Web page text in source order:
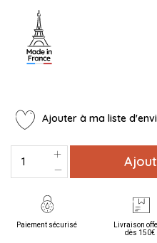
Ajouter à ma liste
Paiement sécurisé
Livraison
dès 150€